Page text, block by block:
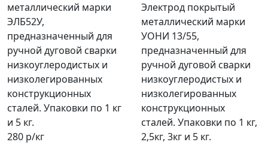
металлический марки
ЭЛБ52У,
предназначенный для
ручной дуговой сварки
низкоуглеродистых и
низколегированных
конструкционных
сталей. Упаковки по 1 кг
и 5 кг.
280 р/кг
Электрод покрытый
металлический марки
УОНИ 13/55,
предназначенный для
ручной дуговой сварки
низкоуглеродистых и
низколегированных
конструкционных
сталей. Упаковки по 1 кг,
2,5кг, 3кг и 5 кг.